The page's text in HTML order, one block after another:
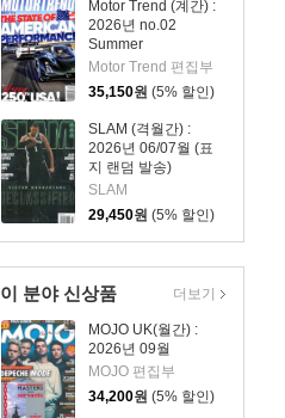
Motor Trend (계간) :
2026년 no.02
Summer
Motor Trend 편집부
35,150원 (5% 할인)
SLAM (격월간) :
2026년 06/07월 (표
지 랜덤 발송)
SLAM
29,450원 (5% 할인)
이 분야 신상품
MOJO UK(월간) :
2026년 09월
MOJO 편집부
34,200원 (5% 할인)
더보기